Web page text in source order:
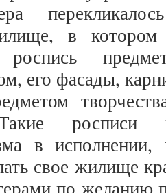
в котором
роспись
его фасады,
росписи
в
свое жилище